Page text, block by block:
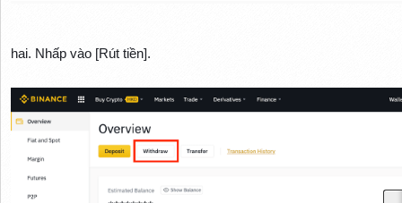
hai. Nhấp vào [Rút tiền].